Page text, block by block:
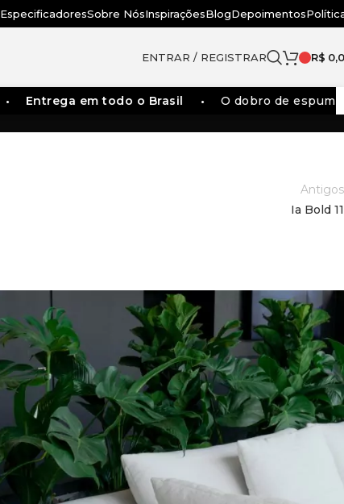
EspecificadoresSobre NósInspiraçõesBlogDepoimentos
ENTRAR / REGISTRAR R$
Entrega em todo o Brasil
O dobro de
Antigos
Ia Bold 11